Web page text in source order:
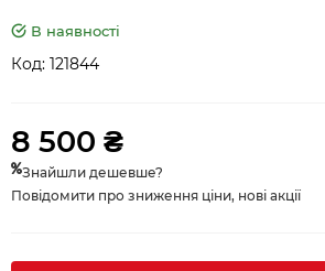
В наявності
Код: 121844
8 500 ₴
Знайшли дешевше?
Повідомити про зниження ціни, нові акції